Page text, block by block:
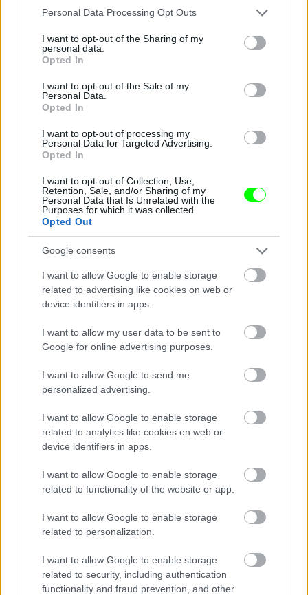
Please note that this website/app uses one or more Google
not limited to your visit or usage behaviour. You may click to
grant or deny consent to Google and its third-party tags to
use your data for below specified purposes in below Google
consent section.
Personal Data Processing Opt Outs
I want to opt-out of the Sharing of my
personal data.
Opted In
I want to opt-out of the Sale of my
Personal Data.
Opted In
I want to opt-out of processing my
Personal Data for Targeted Advertising.
Opted In
I want to opt-out of Collection, Use,
Retention, Sale, and/or Sharing of my
Personal Data that Is Unrelated with the
Purposes for which it was collected.
Opted Out
Google consents
I want to allow Google to enable storage
related to advertising like cookies on web or
device identifiers in apps.
I want to allow my user data to be sent to
Google for online advertising purposes.
I want to allow Google to send me
personalized advertising.
I want to allow Google to enable storage
related to analytics like cookies on web or
device identifiers in apps.
I want to allow Google to enable storage
related to functionality of the website or app.
I want to allow Google to enable storage
related to personalization.
I want to allow Google to enable storage
related to security, including authentication
functionality and fraud prevention, and other
Aki nem tapsolt, lázasan fotózott.
A Barrio Latino Caféban a vörös szín dominál.
Fotó: Vanik Zoltán / Velvet
Jön még kép!
Itt most éppen nem látszik, de volt
közönségtapsoltatás is.